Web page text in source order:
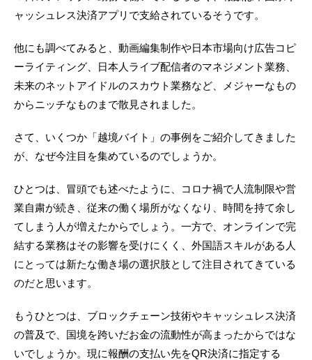
ャッシュレス決済アプリで支給されているそうです。
他にも調べてみると、動画編集制作や日本市場向け広告コピ
ーライティング、日本人ライブ配信者のマネジメント業務、
未来のネットアイドルのスカウト業務など、メジャーなもの
からニッチなものまで散見されました。
さて、いくつか「越境バイト」の事例をご紹介してきました
が、なぜ今注目を集めているのでしょうか。
ひとつは、冒頭でも述べたように、コロナ禍で人流制限や営
業自粛が続き、従来の働く場所がなくなり、時間を持て余し
てしまう人が増えたからでしょう。一方で、オンラインで完
結する業務はその影響を受けにくく、外国語スキルがある人
にとっては新たな働き場の選択肢として注目されてきている
のだと思います。
もうひとつは、ブロックチェーン技術やキャッシュレス決済
の普及で、国境を跨いだお金の流動性が高まったからではな
いでしょうか。現に報酬の支払い先をQR決済に指定する